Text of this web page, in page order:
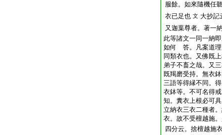
服餘。如來隨機任
衣已足也 文 大抄記
又迦葉尊者。著一
此等諸文一同一納
如何 答。凡案道理
同類衣也。又佛既
弟子不畜之哉。又
既羯磨受持。無衣
三語等得縁不同。
衣鉢等。不可名得
知。糞衣上根必可
立納衣三衣二種者
衣。故不受檀越施
四分云。捨檀越施